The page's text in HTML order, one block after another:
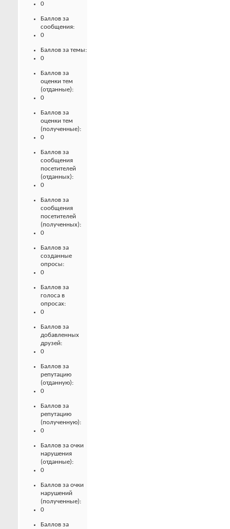
0
Баллов за
сообщения:
0
Баллов за темы:
0
Баллов за
оценки тем
(отданные):
0
Баллов за
оценки тем
(полученные):
0
Баллов за
сообщения
посетителей
(отданных):
0
Баллов за
сообщения
посетителей
(полученных):
0
Баллов за
созданные
опросы:
0
Баллов за
голоса в
опросах:
0
Баллов за
добавленных
друзей:
0
Баллов за
репутацию
(отданную):
0
Баллов за
репутацию
(полученную):
0
Баллов за очки
нарушения
(отданные):
0
Баллов за очки
нарушений
(полученные):
0
Баллов за